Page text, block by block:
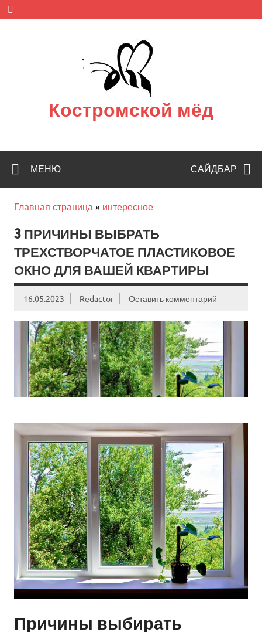
Skip
content
Костромской мёд
=
САЙДБАР
МЕНЮ
Главная страница » интересное
3 ПРИЧИНЫ ВЫБРАТЬ
ТРЕХСТВОРЧАТОЕ ПЛАСТИКОВОЕ
ОКНО ДЛЯ ВАШЕЙ КВАРТИРЫ
16.05.2023 Redactor Оставить комментарий
Причины выбирать